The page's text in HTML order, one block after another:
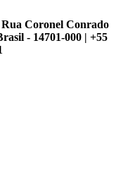
Coronel Conrado
- 14701-000 | +55